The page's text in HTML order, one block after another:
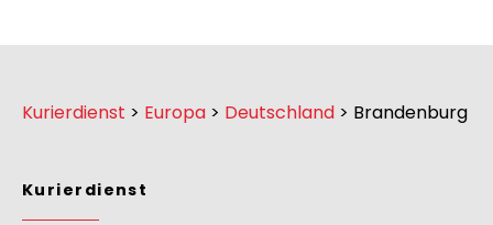
Kurierdienst > Europa > Deutschland > Brandenburg
Kurierdienst